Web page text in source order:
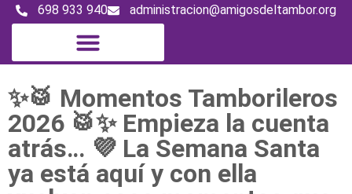
698 933 940 administracion@amigosdeltambor.org
✨🥁 Momentos Tamborileros
2026 🥁✨ Empieza la cuenta
atrás… 💜 La Semana Santa
ya está aquí y con ella